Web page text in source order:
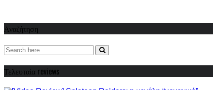
Αναζήτηση
Τελευταία reviews